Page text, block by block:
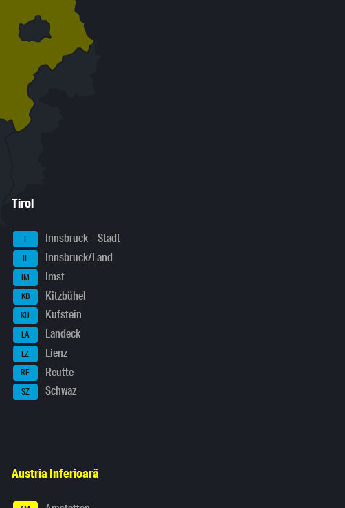
Tirol
I Innsbruck – Stadt
IL Innsbruck/Land
IM Imst
KB Kitzbühel
KU Kufstein
LA Landeck
LZ Lienz
RE Reutte
SZ Schwaz
Austria Inferioară